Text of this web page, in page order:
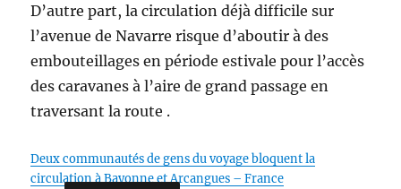
D’autre part, la circulation déjà difficile sur
l’avenue de Navarre risque d’aboutir à des
embouteillages en période estivale pour l’accès
des caravanes à l’aire de grand passage en
traversant la route .
Deux communautés de gens du voyage bloquent la
circulation à Bayonne et Arcangues – France